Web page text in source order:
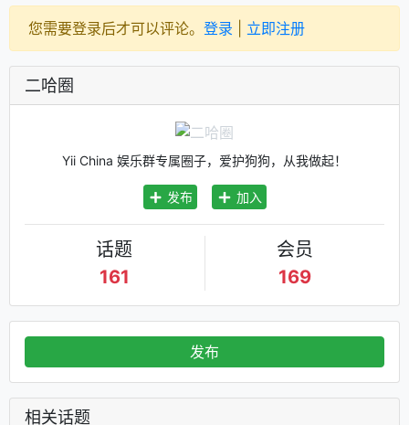
您需要登录后才可以评论。 登录 立即注册
二哈圈
Yii China 娱乐群专属圈子，爱护狗狗，从我做起！
发布 加入
话题
161
会员
169
发布
相关话题